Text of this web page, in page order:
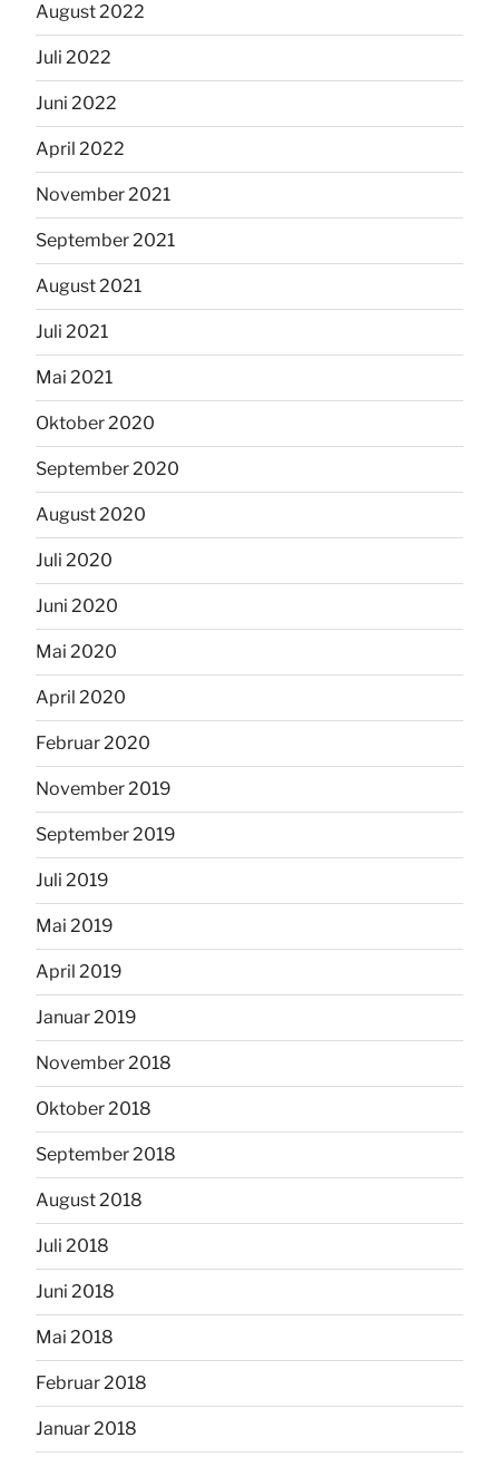
August 2022
Juli 2022
Juni 2022
April 2022
November 2021
September 2021
August 2021
Juli 2021
Mai 2021
Oktober 2020
September 2020
August 2020
Juli 2020
Juni 2020
Mai 2020
April 2020
Februar 2020
November 2019
September 2019
Juli 2019
Mai 2019
April 2019
Januar 2019
November 2018
Oktober 2018
September 2018
August 2018
Juli 2018
Juni 2018
Mai 2018
Februar 2018
Januar 2018